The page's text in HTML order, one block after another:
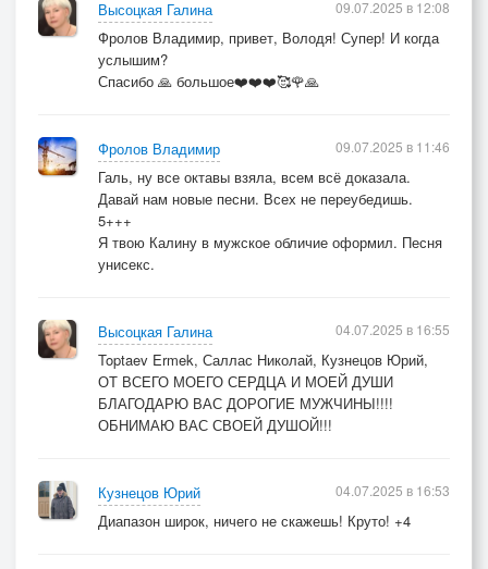
Высоцкая Галина
Фролов Владимир, привет, Володя! Супер! И когда
услышим?
Спасибо 🙏 большое❤️❤️❤️🥰🌹🙏
09.07.2025 в 12:08
Фролов Владимир
Галь, ну все октавы взяла, всем всё доказала.
Давай нам новые песни. Всех не переубедишь.
5+++
Я твою Калину в мужское обличие оформил. Песня
унисекс.
09.07.2025 в 11:46
Высоцкая Галина
Toptaev Ermek, Саллас Николай, Кузнецов Юрий,
ОТ ВСЕГО МОЕГО СЕРДЦА И МОЕЙ ДУШИ
БЛАГОДАРЮ ВАС ДОРОГИЕ МУЖЧИНЫ!!!!
ОБНИМАЮ ВАС СВОЕЙ ДУШОЙ!!!
04.07.2025 в 16:55
Кузнецов Юрий
Диапазон широк, ничего не скажешь! Круто! +4
04.07.2025 в 16:53